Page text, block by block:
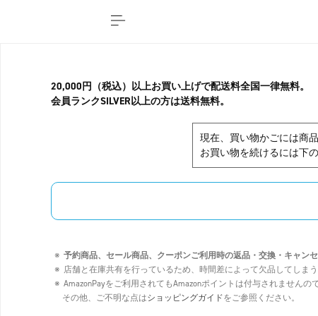
20,000円（税込）以上お買い上げで配送料全国一律無料。
会員ランクSILVER以上の方は送料無料。
現在、買い物かごには商
お買い物を続けるには下
予約商品、セール商品、クーポンご利用時の返品・交換・キャン
店舗と在庫共有を行っているため、時間差によって欠品してしまう
AmazonPayをご利用されてもAmazonポイントは付与されませんの
その他、ご不明な点はショッピングガイドをご参照ください。